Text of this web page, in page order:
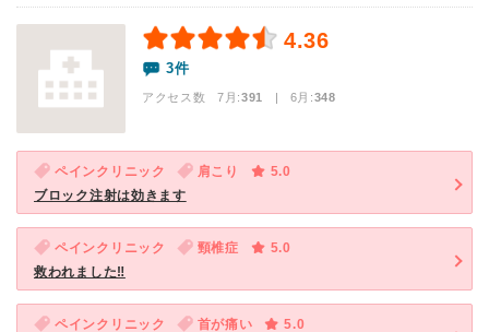
4.36
3件
アクセス数 7月:391 | 6月:348
ペインクリニック 肩こり
5.0
ブロック注射は効きます
ペインクリニック 頸椎症
5.0
救われました‼️
ペインクリニック 首が痛い
5.0